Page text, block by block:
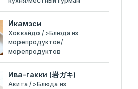
Икамэси
Хоккайдо / >Блюда из
морепродуктов/
морепродуктов
Ива-гакки (岩ガキ)
Акита / >Блюда из